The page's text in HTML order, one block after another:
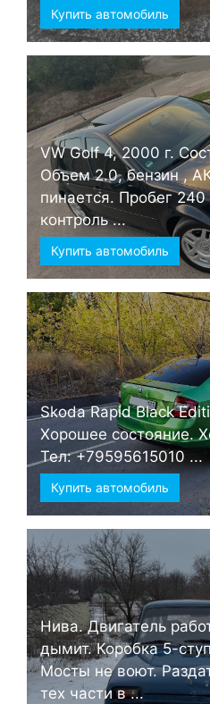
Купить автомобиль
VW Golf 4, 2000 г.
Объем 2.0, бензин ,
пинается. Пробег
контроль ...
Купить автомобиль
Skoda Rapid Black
Хорошее состояние.
Тел: +79595615010 ...
Купить автомобиль
Нива. Двигатель
дымит. Коробка 5-
Мосты не воют.
тех части в ...